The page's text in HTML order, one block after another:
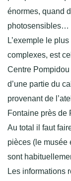
énormes, quand
photosensibles…
L’exemple le
complexes, est
Centre Pompidou
d’une partie du
provenant de
Fontaine près de
Au total il faut
pièces (le musée
sont
Les informations